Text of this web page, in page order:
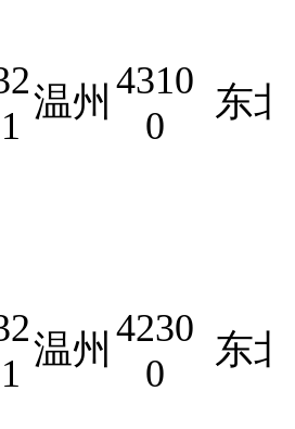
1
温州 4310
0
东北
1
温州 4230
0
东北